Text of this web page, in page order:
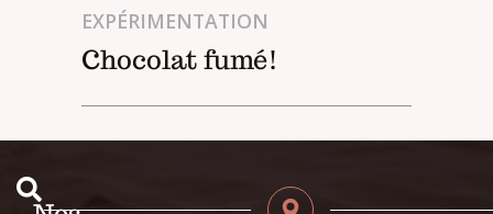
EXPÉRIMENTATION
Chocolat fumé!